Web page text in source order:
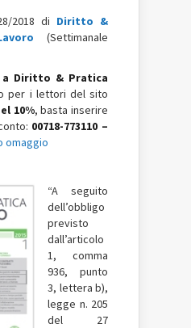
2018 di Diritto &
(Settimanale
Diritto & Pratica
per i lettori del sito
10%, basta inserire
00718-773110 –
omaggio
“A seguito
dell’obbligo
previsto
dall’articolo
1, comma
936, punto
3, lettera b),
legge n. 205
del 27